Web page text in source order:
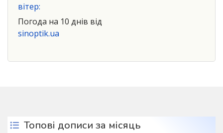
вітер:
Погода на 10 днів від
sinoptik.ua
Топові дописи за місяць